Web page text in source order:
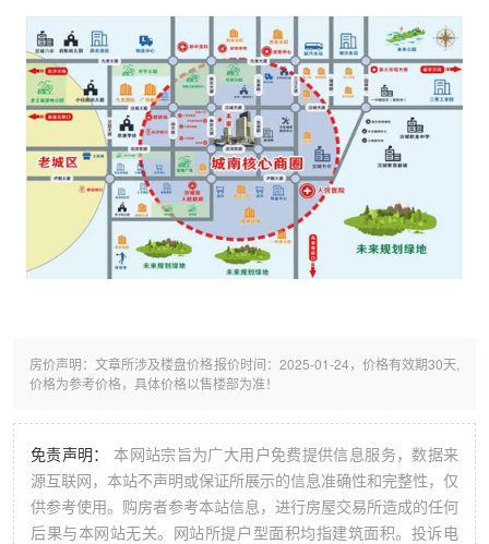
房价声明：文章所涉及楼盘价格报价时间：2025-01-24，价格有效期30天,
价格为参考价格，具体价格以售楼部为准！
免责声明：
本网站宗旨为广大用户免费提供信息服务，数据来
源互联网，本站不声明或保证所展示的信息准确性和完整性，仅
供参考使用。购房者参考本站信息，进行房屋交易所造成的任何
后果与本网站无关。网站所提户型面积均指建筑面积。投诉电